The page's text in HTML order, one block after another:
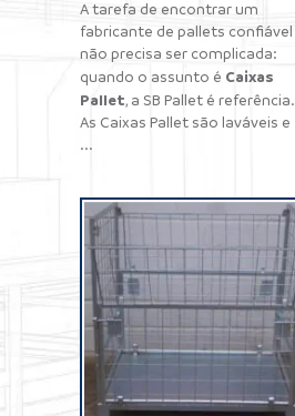
A tarefa de encontrar um
fabricante de pallets confiável
não precisa ser complicada:
quando o assunto é Caixas
Pallet, a SB Pallet é referência.
As Caixas Pallet são laváveis e
...